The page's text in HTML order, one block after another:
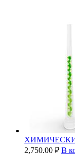
2,750.00 ₽ В